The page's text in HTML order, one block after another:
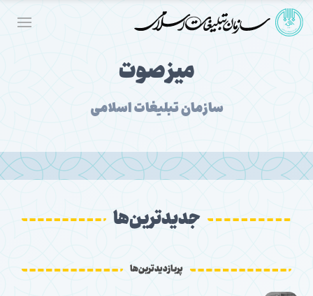
میز صوت
سازمان تبلیغات اسلامی
جدیدترین‌ها
پربازدیدترین‌ها